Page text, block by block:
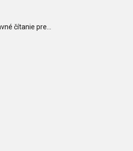
čítanie pre...